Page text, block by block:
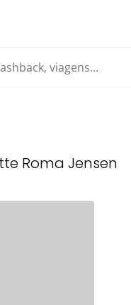
viagens...
Roma Jensen